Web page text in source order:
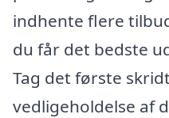
indhente flere
du får det bedste
Tag det første
vedligeholdelse af